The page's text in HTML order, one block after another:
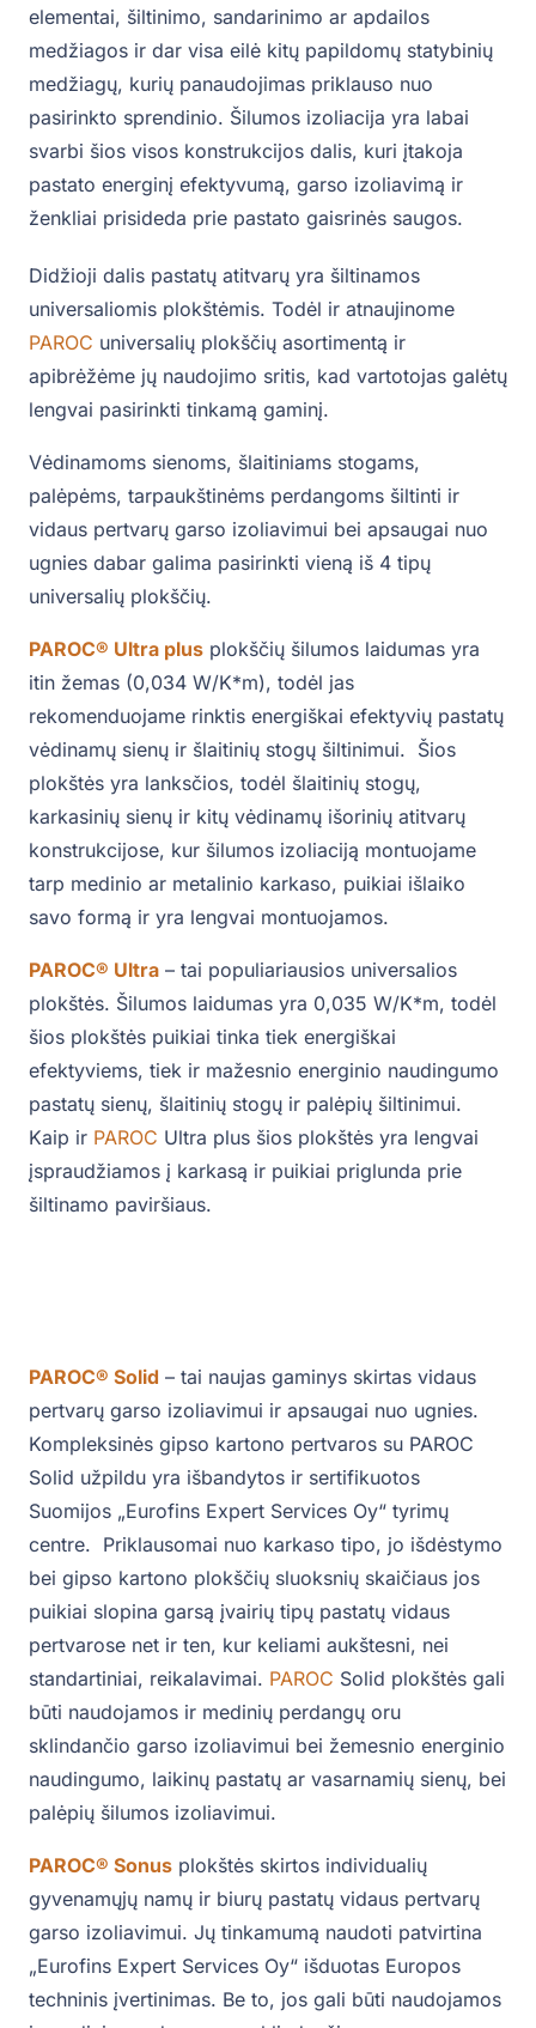
elementai, šiltinimo, sandarinimo ar apdailos
medžiagos ir dar visa eilė kitų papildomų statybinių
medžiagų, kurių panaudojimas priklauso nuo
pasirinkto sprendinio. Šilumos izoliacija yra labai
svarbi šios visos konstrukcijos dalis, kuri įtakoja
pastato energinį efektyvumą, garso izoliavimą ir
ženkliai prisideda prie pastato gaisrinės saugos.
Didžioji dalis pastatų atitvarų yra šiltinamos
universaliomis plokštėmis. Todėl ir atnaujinome
PAROC universalių plokščių asortimentą ir
apibrėžėme jų naudojimo sritis, kad vartotojas galėtų
lengvai pasirinkti tinkamą gaminį.
Vėdinamoms sienoms, šlaitiniams stogams,
palėpėms, tarpaukštinėms perdangoms šiltinti ir
vidaus pertvarų garso izoliavimui bei apsaugai nuo
ugnies dabar galima pasirinkti vieną iš 4 tipų
universalių plokščių.
PAROC® Ultra plus plokščių šilumos laidumas yra
itin žemas (0,034 W/K*m), todėl jas
rekomenduojame rinktis energiškai efektyvių pastatų
vėdinamų sienų ir šlaitinių stogų šiltinimui. Šios
plokštės yra lanksčios, todėl šlaitinių stogų,
karkasinių sienų ir kitų vėdinamų išorinių atitvarų
konstrukcijose, kur šilumos izoliaciją montuojame
tarp medinio ar metalinio karkaso, puikiai išlaiko
savo formą ir yra lengvai montuojamos.
PAROC® Ultra – tai populiariausios universalios
plokštės. Šilumos laidumas yra 0,035 W/K*m, todėl
šios plokštės puikiai tinka tiek energiškai
efektyviems, tiek ir mažesnio energinio naudingumo
pastatų sienų, šlaitinių stogų ir palėpių šiltinimui.
Kaip ir PAROC Ultra plus šios plokštės yra lengvai
įspraudžiamos į karkasą ir puikiai priglunda prie
šiltinamo paviršiaus.
PAROC® Solid – tai naujas gaminys skirtas vidaus
pertvarų garso izoliavimui ir apsaugai nuo ugnies.
Kompleksinės gipso kartono pertvaros su PAROC
Solid užpildu yra išbandytos ir sertifikuotos
Suomijos „Eurofins Expert Services Oy“ tyrimų
centre. Priklausomai nuo karkaso tipo, jo išdėstymo
bei gipso kartono plokščių sluoksnių skaičiaus jos
puikiai slopina garsą įvairių tipų pastatų vidaus
pertvarose net ir ten, kur keliami aukštesni, nei
standartiniai, reikalavimai. PAROC Solid plokštės gali
būti naudojamos ir medinių perdangų oru
sklindančio garso izoliavimui bei žemesnio energinio
naudingumo, laikinų pastatų ar vasarnamių sienų, bei
palėpių šilumos izoliavimui.
PAROC® Sonus plokštės skirtos individualių
gyvenamųjų namų ir biurų pastatų vidaus pertvarų
garso izoliavimui. Jų tinkamumą naudoti patvirtina
„Eurofins Expert Services Oy“ išduotas Europos
techninis įvertinimas. Be to, jos gali būti naudojamos